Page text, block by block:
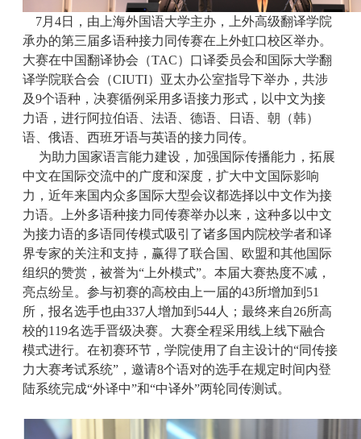
7月4日，由上海外国语大学主办，上外高级翻译学院
承办的第三届多语种接力同传赛在上外虹口校区举办。
大赛在中国翻译协会（TAC）口译委员会和国际大学翻
译学院联合会（CIUTI）亚太办公室指导下举办，共涉
及9个语种，决赛循例采用多语接力形式，以中文为接
力语，进行阿拉伯语、法语、德语、日语、朝（韩）
语、俄语、西班牙语与英语的接力同传。
为助力国家语言能力建设，加强国际传播能力，拓展
中文在国际交流中的广度和深度，扩大中文国际影响
力，近年来国内众多国际大型会议都选择以中文作为接
力语。上外多语种接力同传赛举办以来，这种多以中文
为接力语的多语同传模式吸引了诸多国内院校学者和译
界专家的关注和支持，赢得了联合国、欧盟和其他国际
组织的赞赏，被誉为“上外模式”。本届大赛热度不减，
亮点纷呈。参与初赛的高校由上一届的43所增加到51
所，报名选手也由337人增加到544人；最终来自26所高
校的119名选手晋级决赛。大赛全程采用线上线下融合
模式进行。在初赛环节，学院使用了自主设计的“同传接
力大赛考试系统”，邀请8个语对的选手在规定时间内登
陆系统完成“外译中”和“中译外”两轮同传测试。